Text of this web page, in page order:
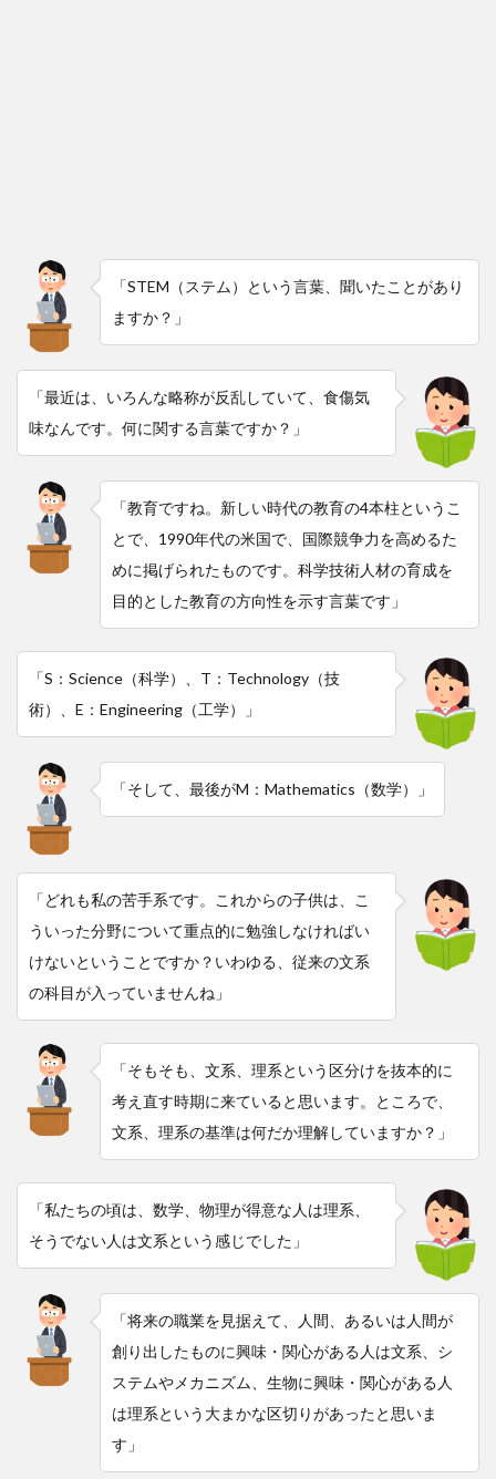
「STEM（ステム）という言葉、聞いたことがあり
ますか？」
「最近は、いろんな略称が反乱していて、食傷気
味なんです。何に関する言葉ですか？」
「教育ですね。新しい時代の教育の4本柱というこ
とで、1990年代の米国で、国際競争力を高めるた
めに掲げられたものです。科学技術人材の育成を
目的とした教育の方向性を示す言葉です」
「S：Science（科学）、T：Technology（技
術）、E：Engineering（工学）」
「そして、最後がM：Mathematics（数学）」
「どれも私の苦手系です。これからの子供は、こ
ういった分野について重点的に勉強しなければい
けないということですか？いわゆる、従来の文系
の科目が入っていませんね」
「そもそも、文系、理系という区分けを抜本的に
考え直す時期に来ていると思います。ところで、
文系、理系の基準は何だか理解していますか？」
「私たちの頃は、数学、物理が得意な人は理系、
そうでない人は文系という感じでした」
「将来の職業を見据えて、人間、あるいは人間が
創り出したものに興味・関心がある人は文系、シ
ステムやメカニズム、生物に興味・関心がある人
は理系という大まかな区切りがあったと思いま
す」